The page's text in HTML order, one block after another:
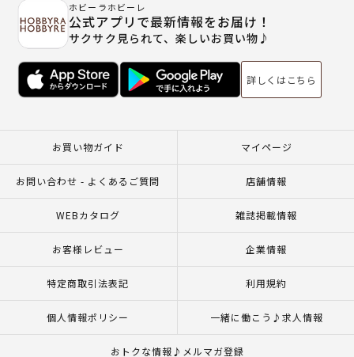
ホビーラホビーレ
公式アプリで最新情報をお届け！
サクサク見られて、楽しいお買い物♪
詳しくはこちら
お買い物ガイド マイページ
お問い合わせ - よくあるご質問 店舗情報
WEBカタログ 雑誌掲載情報
お客様レビュー 企業情報
特定商取引法表記 利用規約
個人情報ポリシー 一緒に働こう♪求人情報
おトクな情報♪メルマガ登録